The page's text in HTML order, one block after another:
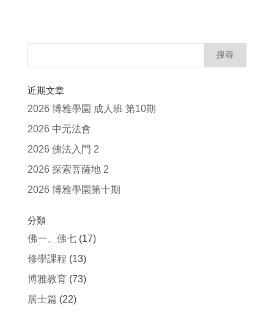
近期文章
2026 博雅學園 成人班 第10期
2026 中元法會
2026 佛法入門 2
2026 探索菩薩地 2
2026 博雅學園第十期
分類
佛一、佛七(17)
修學課程 (13)
博雅教育(73)
居士篇 (22)